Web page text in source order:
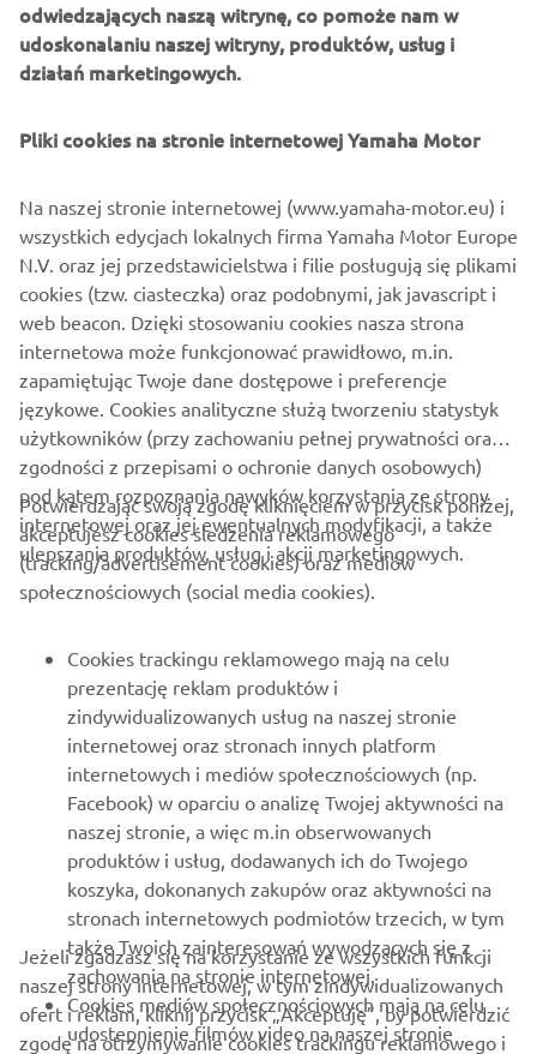
O JAKIM MODELU YAMAHY Z
CAŁEJ HISTORII MARKI MARZYSZ I
dostępność modyfikacji i części do tego motocykla jest
ogromna, dlatego tak bardzo mi się podoba. Zamieniłbym
go tylko na 1 lub 2 motocykle dostępne na rynku, ale nie
jestem pewien na które!
POZNAJ XSR700
O FIRMIE
WIĘCEJ YAMAHA
WSPARCIE
NEWSLETTER
Bądź na bieżąco z informacjami o najnowszych ofertach,
wydarzeniach specjalnych, nowościach i nie tylko
odwiedzających naszą witrynę, co pomoże nam w
udoskonalaniu naszej witryny, produktów, usług i
działań marketingowych.
Pliki cookies na stronie internetowej Yamaha Motor
Na naszej stronie internetowej (www.yamaha-motor.eu) i
wszystkich edycjach lokalnych firma Yamaha Motor Europe
N.V. oraz jej przedstawicielstwa i filie posługują się plikami
cookies (tzw. ciasteczka) oraz podobnymi, jak javascript i
web beacon. Dzięki stosowaniu cookies nasza strona
internetowa może funkcjonować prawidłowo, m.in.
zapamiętując Twoje dane dostępowe i preferencje
językowe. Cookies analityczne służą tworzeniu statystyk
użytkowników (przy zachowaniu pełnej prywatności oraz
zgodności z przepisami o ochronie danych osobowych)
pod kątem rozpoznania nawyków korzystania ze strony
internetowej oraz jej ewentualnych modyfikacji, a także
ulepszania produktów, usług i akcji marketingowych.
Potwierdzając swoją zgodę kliknięciem w przycisk poniżej,
akceptujesz cookies śledzenia reklamowego
(tracking/advertisement cookies) oraz mediów
społecznościowych (social media cookies).
Cookies trackingu reklamowego mają na celu
prezentację reklam produktów i
zindywidualizowanych usług na naszej stronie
internetowej oraz stronach innych platform
internetowych i mediów społecznościowych (np.
Facebook) w oparciu o analizę Twojej aktywności na
naszej stronie, a więc m.in obserwowanych
produktów i usług, dodawanych ich do Twojego
koszyka, dokonanych zakupów oraz aktywności na
stronach internetowych podmiotów trzecich, w tym
także Twoich zainteresowań wywodzących się z
zachowania na stronie internetowej.
Cookies mediów społecznościowych mają na celu
udostepnienie filmów video na naszej stronie
Jeżeli zgadzasz się na korzystanie ze wszystkich funkcji
naszej strony internetowej, w tym zindywidualizowanych
ofert i reklam, kliknij przycisk „Akceptuję”, by potwierdzić
zgodę na otrzymywanie cookies trackingu reklamowego i